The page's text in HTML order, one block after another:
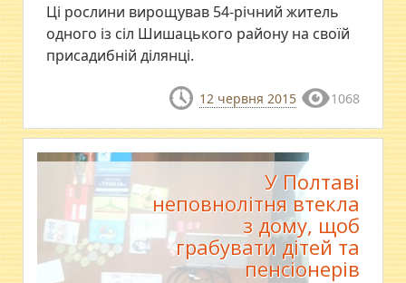
Ці рослини вирощував 54-річний житель
одного із сіл Шишацького району на своїй
присадибній ділянці.
12 червня 2015 1068
У Полтаві
неповнолітня втекла
з дому, щоб
грабувати дітей та
пенсіонерів